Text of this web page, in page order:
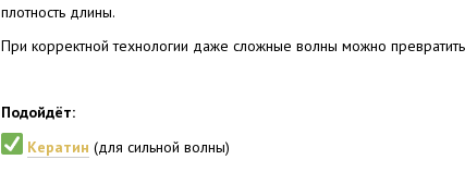
плотность длины.
При корректной технологии даже сложные волны можно
Подойдёт:
Кератин (для сильной волны)